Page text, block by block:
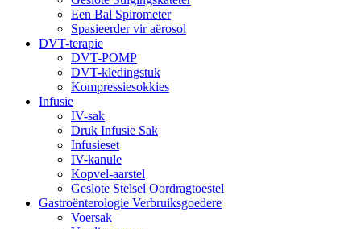
Een Bal Spirometer
Spasieerder vir aërosol
DVT-terapie
DVT-POMP
DVT-kledingstuk
Kompressiesokkies
Infusie
IV-sak
Druk Infusie Sak
Infusieset
IV-kanule
Kopvel-aarstel
Geslote Stelsel Oordragtoestel
Gastroënterologie Verbruiksgoedere
Voersak